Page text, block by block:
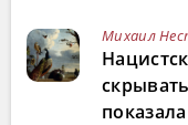
Михаил